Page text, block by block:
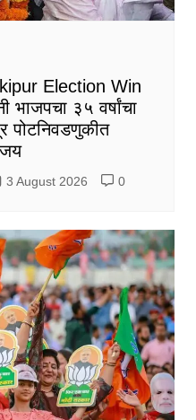
Election Win
भाजपचा ३५ वर्षांचा
पोटनिवडणुकीत
3 August 2026 0